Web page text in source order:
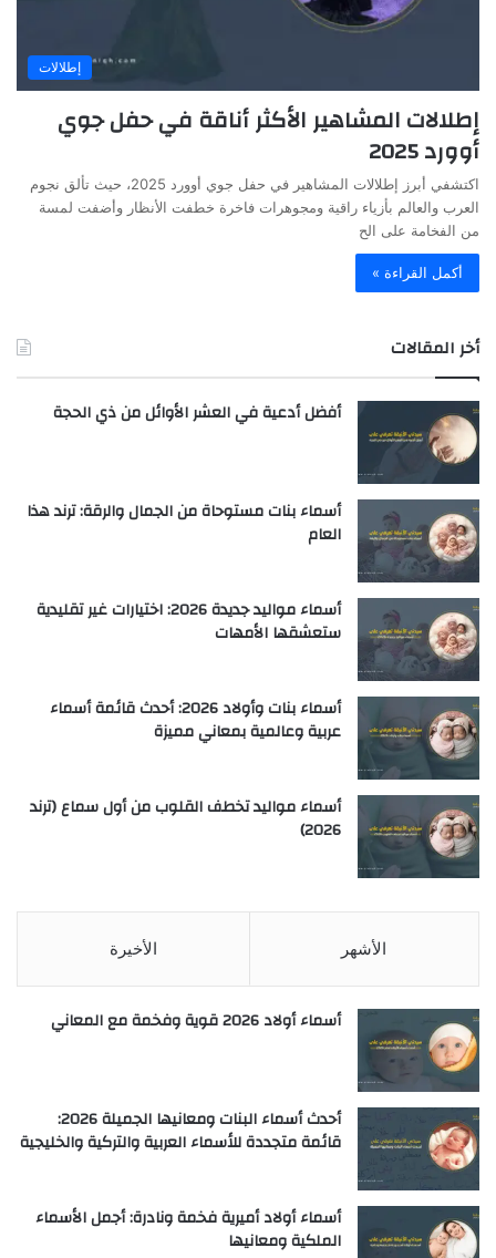
إطلالات
إطلالات المشاهير الأكثر أناقة في حفل جوي
أوورد 2025
اكتشفي أبرز إطلالات المشاهير في حفل جوي أوورد 2025، حيث تألق نجوم
العرب والعالم بأزياء راقية ومجوهرات فاخرة خطفت الأنظار وأضفت لمسة
من الفخامة على الح
أكمل القراءة »
أخر المقالات
أفضل أدعية في العشر الأوائل من ذي الحجة
أسماء بنات مستوحاة من الجمال والرقة: ترند هذا
العام
أسماء مواليد جديدة 2026: اختيارات غير تقليدية
ستعشقها الأمهات
أسماء بنات وأولاد 2026: أحدث قائمة أسماء
عربية وعالمية بمعاني مميزة
أسماء مواليد تخطف القلوب من أول سماع (ترند
2026)
الأشهر الأخيرة
أسماء أولاد 2026 قوية وفخمة مع المعاني
أحدث أسماء البنات ومعانيها الجميلة 2026:
قائمة متجددة للأسماء العربية والتركية والخليجية
أسماء أولاد أميرية فخمة ونادرة: أجمل الأسماء
الملكية ومعانيها